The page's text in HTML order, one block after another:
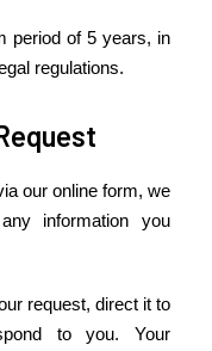
period of 5 years, in
regulations.
our online form, we
information you
request, direct it to
to you. Your